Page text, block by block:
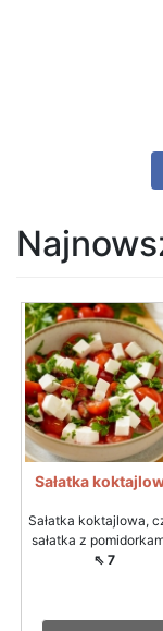
Sałatka
Sałatka koktajlowa,
sałatka z
⇖ 7